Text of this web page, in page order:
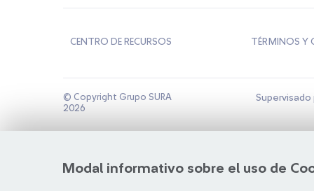
Modal informativo sobre el uso de
CENTRO DE RECURSOS TÉRMINOS Y
© Copyright Grupo SURA
2026
Supervisado